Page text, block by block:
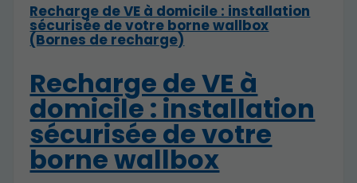
Recharge de VE à domicile : installation
sécurisée de votre borne wallbox
(Bornes de recharge)
Recharge de VE à
domicile : installation
sécurisée de votre
borne wallbox